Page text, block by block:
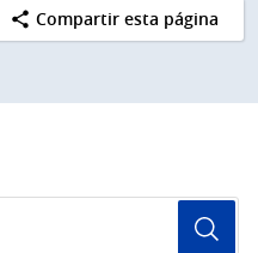
Compartir esta página